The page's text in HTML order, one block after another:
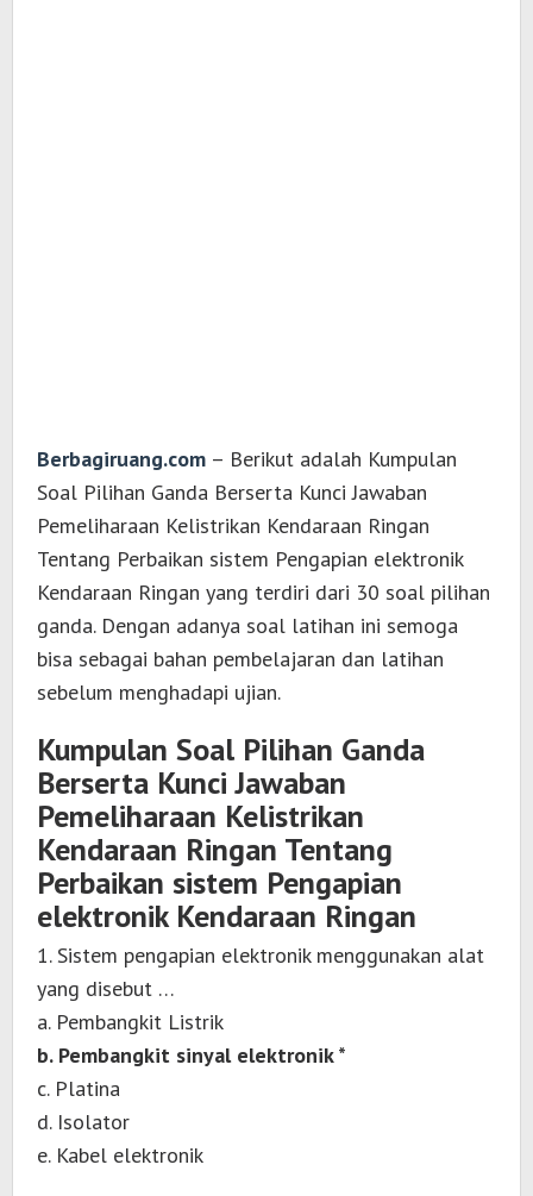
Berbagiruang.com – Berikut adalah Kumpulan
Soal Pilihan Ganda Berserta Kunci Jawaban
Pemeliharaan Kelistrikan Kendaraan Ringan
Tentang Perbaikan sistem Pengapian elektronik
Kendaraan Ringan yang terdiri dari 30 soal pilihan
ganda. Dengan adanya soal latihan ini semoga
bisa sebagai bahan pembelajaran dan latihan
sebelum menghadapi ujian.
Kumpulan Soal Pilihan Ganda
Berserta Kunci Jawaban
Pemeliharaan Kelistrikan
Kendaraan Ringan Tentang
Perbaikan sistem Pengapian
elektronik Kendaraan Ringan
1. Sistem pengapian elektronik menggunakan alat
yang disebut …
a. Pembangkit Listrik
b. Pembangkit sinyal elektronik *
c. Platina
d. Isolator
e. Kabel elektronik